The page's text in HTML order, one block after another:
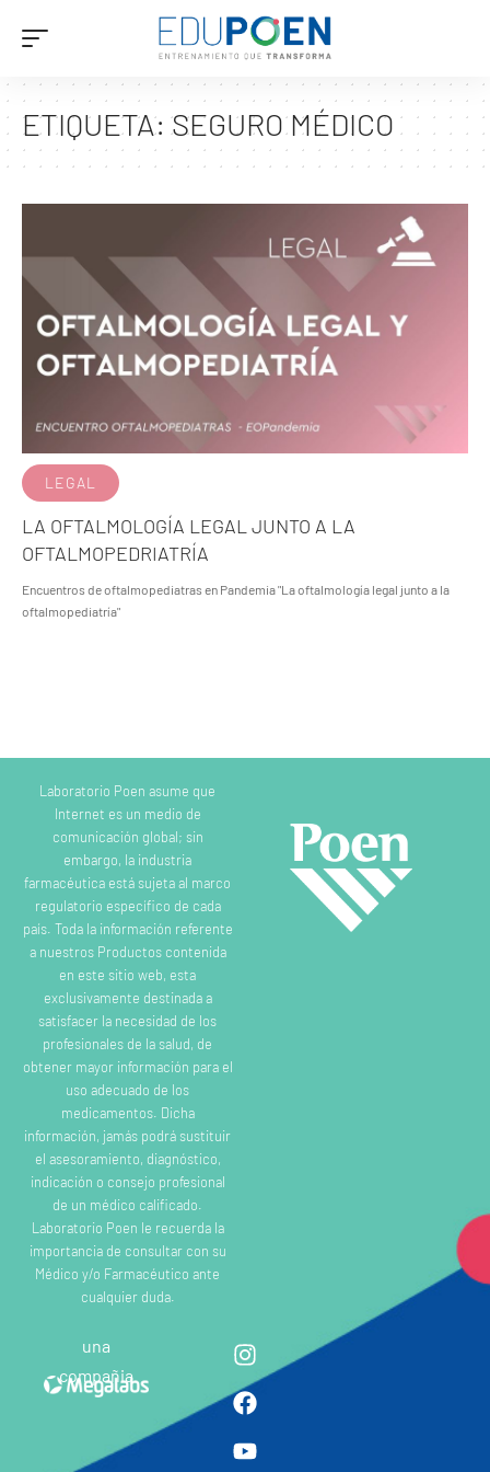
ETIQUETA:SEGURO MÉDICO
LEGAL
LA OFTALMOLOGÍA LEGAL JUNTO A LA
OFTALMOPEDRIATRÍA
Encuentros de oftalmopediatras en Pandemia "La oftalmología legal junto a la
oftalmopediatría"
Laboratorio Poen asume que
Internet es un medio de
comunicación global; sin
embargo, la industria
farmacéutica está sujeta al marco
regulatorio específico de cada
país. Toda la información referente
a nuestros Productos contenida
en este sitio web, esta
exclusivamente destinada a
satisfacer la necesidad de los
profesionales de la salud, de
obtener mayor información para el
uso adecuado de los
medicamentos. Dicha
información, jamás podrá sustituir
el asesoramiento, diagnóstico,
indicación o consejo profesional
de un médico calificado.
Laboratorio Poen le recuerda la
importancia de consultar con su
Médico y/o Farmacéutico ante
cualquier duda.
una
compañia